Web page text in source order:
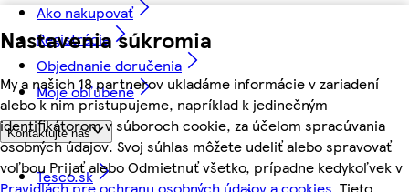
Nastavenia súkromia
My a našich 18 partnerov ukladáme informácie v zariadení
alebo k nim pristupujeme, napríklad k jedinečným
identifikátorom v súboroch cookie, za účelom spracúvania
osobných údajov. Svoj súhlas môžete udeliť alebo spravovať
voľbou Prijať alebo Odmietnuť všetko, prípadne kedykoľvek v
Pravidlách pre ochranu osobných údajov a cookies. Tieto
Ako nakupovať
Registrácia
Objednanie doručenia
Moje obľúbené
Kontaktujte nás
Tesco.sk